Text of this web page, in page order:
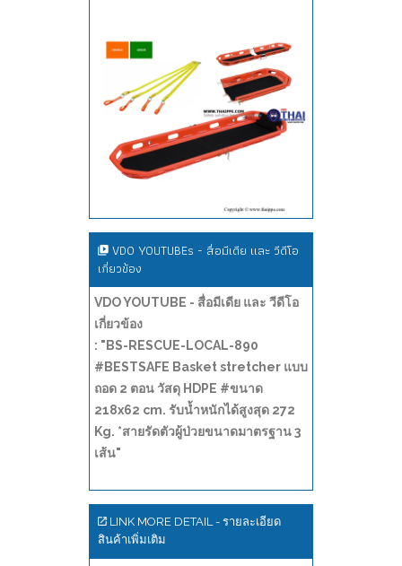
VDO YOUTUBEs - สื่อมีเดีย และ วีดีโอ
เกี่ยวข้อง
VDO YOUTUBE - สื่อมีเดีย และ วีดีโอ
เกี่ยวข้อง
: "BS-RESCUE-LOCAL-890
#BESTSAFE Basket stretcher แบบ
ถอด 2 ตอน วัสดุ HDPE #ขนาด
218x62 cm. รับน้ำหนักได้สูงสุด 272
Kg. *สายรัดตัวผู้ป่วยขนาดมาตรฐาน 3
เส้น"
LINK MORE DETAIL - รายละเอียด
สินค้าเพิ่มเติม